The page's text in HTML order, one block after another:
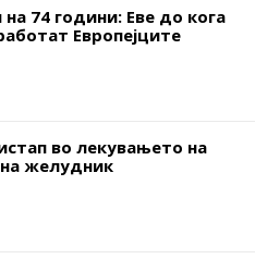
на 74 години: Еве до кога
Европејците
во лекувањето на
желудник